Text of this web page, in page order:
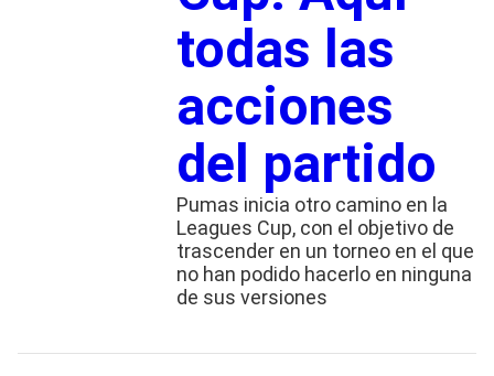
todas las
acciones
del partido
Pumas inicia otro camino en la
Leagues Cup, con el objetivo de
trascender en un torneo en el que
no han podido hacerlo en ninguna
de sus versiones